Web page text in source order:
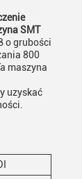
SMT
o grubości
800
maszyna
uzyskać